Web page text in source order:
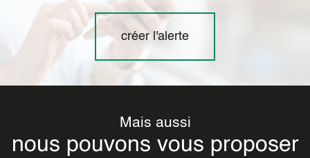
créer l'alerte
Mais aussi
nous pouvons vous proposer